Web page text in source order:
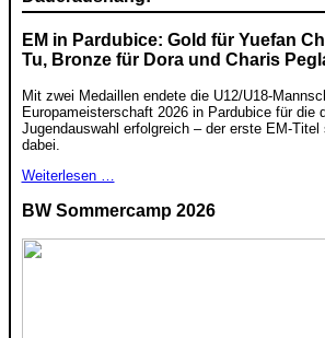
EM in Pardubice: Gold für Yuefan
Tu, Bronze für Dora und Charis
Mit zwei Medaillen endete die U12/U18-
Europameisterschaft 2026 in Pardubice für die
Jugendauswahl erfolgreich – der erste EM-
dabei.
Weiterlesen …
BW Sommercamp 2026